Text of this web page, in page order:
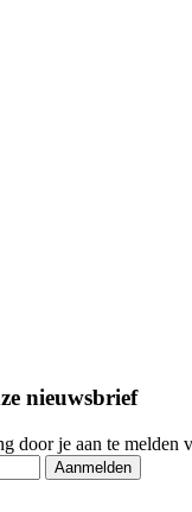
nieuwsbrief
door je aan te melden
Aanmelden